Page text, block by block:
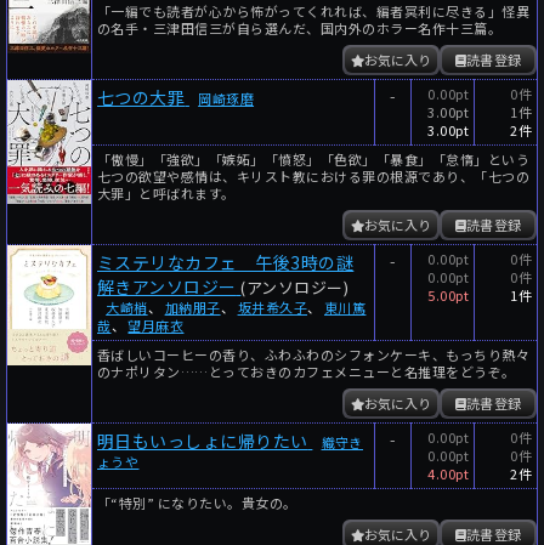
「一編でも読者が心から怖がってくれれば、編者冥利に尽きる」怪異
の名手・三津田信三が自ら選んだ、国内外のホラー名作十三篇。
読書登録
お気に入り
七つの大罪 岡崎琢磨 -
0.00pt
3.00pt
3.00pt
0件
1件
2件
「傲慢」「強欲」「嫉妬」「憤怒」「色欲」「暴食」「怠惰」という
七つの欲望や感情は、キリスト教における罪の根源であり、「七つの
大罪」と呼ばれます。
読書登録
お気に入り
ミステリなカフェ 午後3時の謎
解きアンソロジー (アンソロジー)
大崎梢、 加納朋子、 坂井希久子、 東川篤
哉、望月麻衣
-
0.00pt
0.00pt
5.00pt
0件
0件
1件
香ばしいコーヒーの香り、ふわふわのシフォンケーキ、もっちり熱々
のナポリタン……とっておきのカフェメニューと名推理をどうぞ。
読書登録
お気に入り
明日もいっしょに帰りたい
織守き
ょうや
-
0.00pt
0.00pt
4.00pt
0件
0件
2件
「“特別” になりたい。貴女の。
読書登録
お気に入り